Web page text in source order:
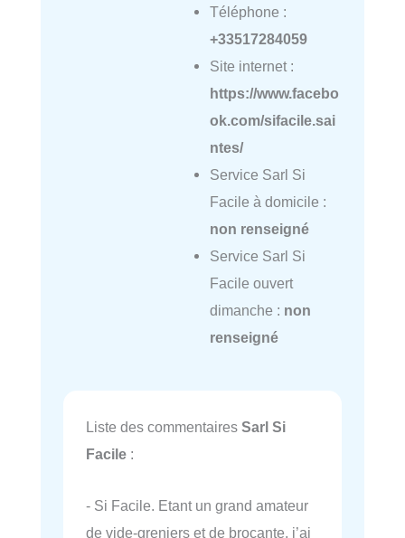
Téléphone :
+33517284059
Site internet :
https://www.facebo
ok.com/sifacile.sai
ntes/
Service Sarl Si
Facile à domicile :
non renseigné
Service Sarl Si
Facile ouvert
dimanche : non
renseigné
Liste des commentaires Sarl Si
Facile :
- Si Facile. Etant un grand amateur
de vide-greniers et de brocante, j’ai